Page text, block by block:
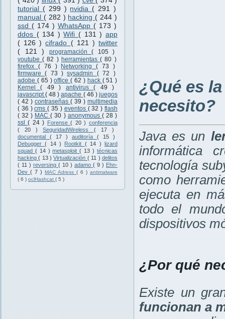
tutorial ( 299 ) nvidia ( 291 )
manual ( 282 ) hacking ( 244 )
ssd ( 174 ) WhatsApp ( 173 )
ddos ( 134 )Wifi ( 131 ) app
( 126 )cifrado ( 121 )twitter
( 121 ) programación( 105 )
youtube( 82 ) herramientas( 80 )
firefox ( 76 ) Networking( 73 )
firmware( 73 )sysadmin ( 72 )
adobe ( 65 )office( 62 ) hack ( 51 )
Kernel( 49 ) antivirus( 49 )
javascript( 48 )apache ( 46 ) juegos
( 42 ) contraseñas ( 39 ) multimedia
( 36 )cms( 35 ) eventos ( 32 )flash
( 32 ) MAC( 30 ) anonymous ( 28 )
ssl( 24 ) Forense( 20 ) conferencia
( 20 )SeguridadWireless ( 17 )
documental ( 17 ) auditoría ( 15 )
Debugger( 14 ) Rootkit ( 14 ) lizard
squad ( 14 )metasploit( 13 ) técnicas
hacking( 13 )Virtualización ( 11 ) delitos
( 11 ) reversing ( 10 ) adamo ( 9 ) Ehn-
Dev ( 7 ) MAC Adress ( 6 ) antimalware
( 6 ) oclHashcat ( 5 )
¿Qué es
necesito?
Java es un
informática
tecnología
como
ejecuta en
todo el
dispositivos
¿Por qué
Existe un
funcionan a